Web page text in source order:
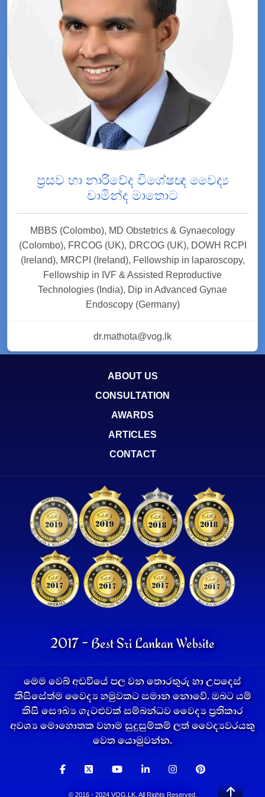
ප්‍රසව හා නාරිවේද විශේෂඥ වෛද්‍ය
චාමින්ද මාතොට
MBBS (Colombo), MD Obstetrics & Gynaecology
(Colombo), FRCOG (UK), DRCOG (UK), DOWH RCPI
(Ireland), MRCPI (Ireland), Fellowship in laparoscopy,
Fellowship in IVF & Assisted Reproductive
Technologies (India), Dip in Advanced Gynae
Endoscopy (Germany)
dr.mathota@vog.lk
ABOUT US
CONSULTATION
AWARDS
ARTICLES
CONTACT
2017 - Best Sri Lankan Website
මෙම වෙබ් අඩවියේ පල වන තොරතුරු හා උපදෙස්
කිසිසේත්ම වෛද්‍ය හමුවකට සමාන නොවේ. ඔබට යම්
කිසි සෞඛ්‍ය ගැටළුවක් සම්බන්ධව වෛද්‍ය ප්‍රතිකාර
අවශ්‍ය මොහොතක වහාම සුදුසුම්කම් ලත් වෛද්‍යවරයකු
වෙත යොමුවන්න.
© 2016 - 2024 VOG.LK. All Rights Reserved.